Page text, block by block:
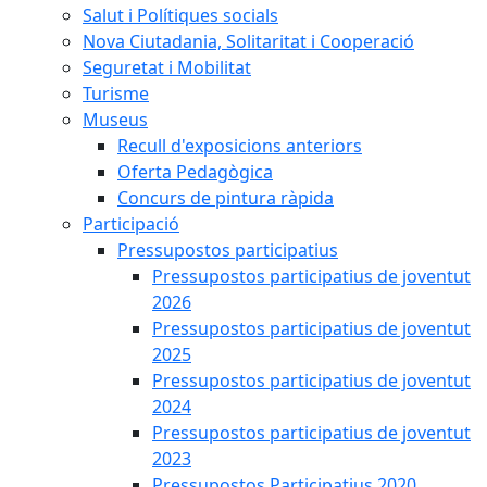
Salut i Polítiques socials
Nova Ciutadania, Solitaritat i Cooperació
Seguretat i Mobilitat
Turisme
Museus
Recull d'exposicions anteriors
Oferta Pedagògica
Concurs de pintura ràpida
Participació
Pressupostos participatius
Pressupostos participatius de joventut
2026
Pressupostos participatius de joventut
2025
Pressupostos participatius de joventut
2024
Pressupostos participatius de joventut
2023